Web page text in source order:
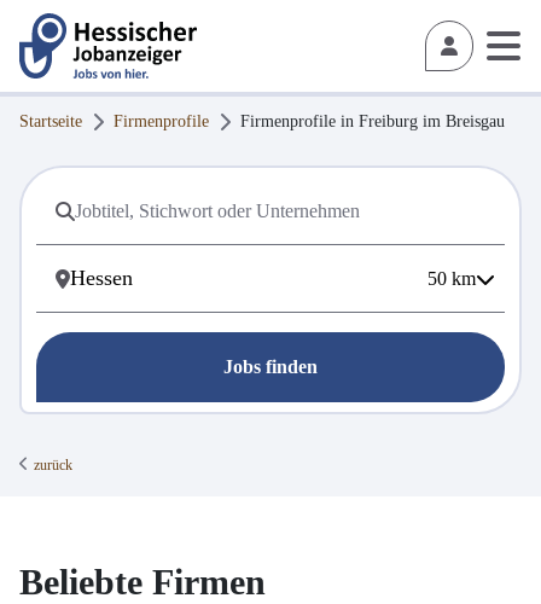
Startseite Firmenprofile Firmenprofile in Freiburg im Breisgau
50 km
Jobs finden
zurück
Beliebte Firmen